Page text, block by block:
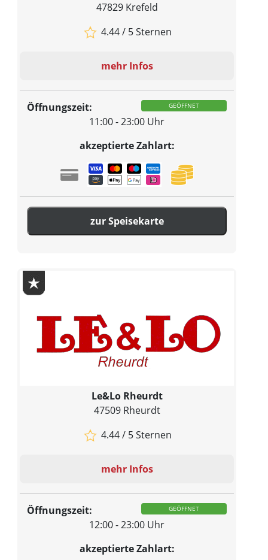
47829 Krefeld
4.44 / 5 Sternen
mehr Infos
Öffnungszeit: GEÖFFNET
11:00 - 23:00 Uhr
akzeptierte Zahlart:
zur Speisekarte
Le&Lo Rheurdt
47509 Rheurdt
4.44 / 5 Sternen
mehr Infos
Öffnungszeit: GEÖFFNET
12:00 - 23:00 Uhr
akzeptierte Zahlart: